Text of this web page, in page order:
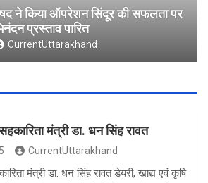
ने किया ऑपरेशन सिंदूर की सफलता पर
प्रस्ताव पारित
CurrentUttarakhand
मंत्री डा. धन सिंह रावत
CurrentUttarakhand
मंत्री डा. धन सिंह रावत डेयरी, खाद्य एवं कृषि